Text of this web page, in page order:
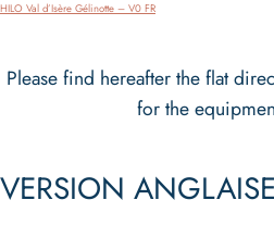
HILO Val d’Isère Gélinotte – V0 FR
Please find hereafter the flat
for the
VERSION ANGLAISE